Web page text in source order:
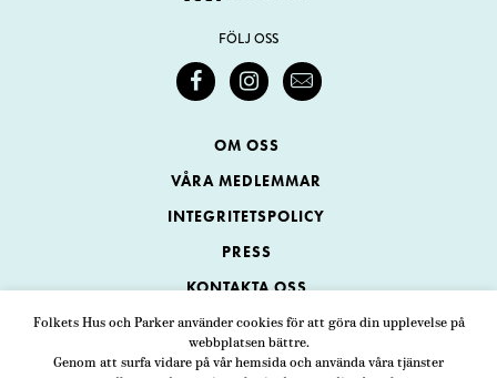
Folkets Hus och Parker använder cookies för att göra din upplevelse på
webbplatsen bättre.
Genom att surfa vidare på vår hemsida och använda våra tjänster
FÖLJ OSS
OM OSS
VÅRA MEDLEMMAR
INTEGRITETSPOLICY
PRESS
KONTAKTA OSS
Folkets Hus och Parker